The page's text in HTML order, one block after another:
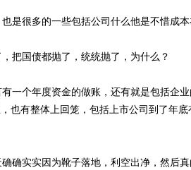
是很多的一些包括公司什么他是不惜成本
把国债都抛了，统统抛了，为什么？
一个年度资金的做账，还有就是包括企
也有整体上回笼，包括上市公司到了年
确实实因为靴子落地，利空出净，然后真